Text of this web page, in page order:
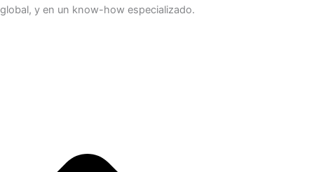
global, y en un know-how especializado.